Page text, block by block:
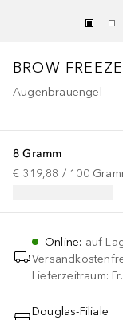
BROW
Augenbrauengel
8 Gramm
€ 319,88 / 100
Online: auf
Lieferzeitraum:
Douglas-Filiale